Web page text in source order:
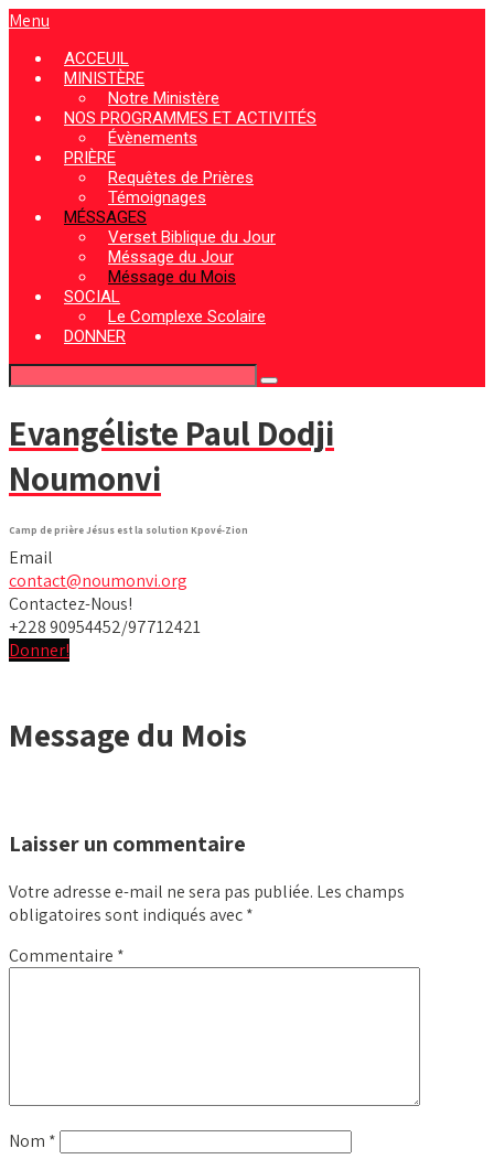
Menu
ACCEUIL
MINISTÈRE
Notre Ministère
NOS PROGRAMMES ET ACTIVITÉS
Évènements
PRIÈRE
Requêtes de Prières
Témoignages
MÉSSAGES
Verset Biblique du Jour
Méssage du Jour
Méssage du Mois
SOCIAL
Le Complexe Scolaire
DONNER
Evangéliste Paul Dodji
Noumonvi
Camp de prière Jésus est la solution Kpové-Zion
Email
contact@noumonvi.org
Contactez-Nous!
+228 90954452/97712421
Donner!
Message du Mois
Laisser un commentaire
Votre adresse e-mail ne sera pas publiée. Les champs
obligatoires sont indiqués avec*
Commentaire *
Nom *